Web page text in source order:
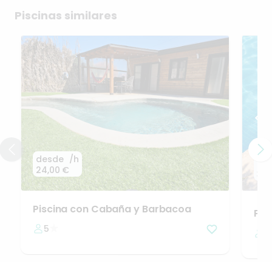
Piscinas similares
desde
24,00 €
/h
Piscina con Cabaña y Barbacoa
5